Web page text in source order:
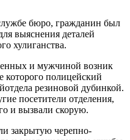
бюро, гражданин был
выяснения деталей
хулиганства.
и мужчиной возник
которого полицейский
резиновой дубинкой.
посетители отделения,
и вызвали скорую.
закрытую черепно-